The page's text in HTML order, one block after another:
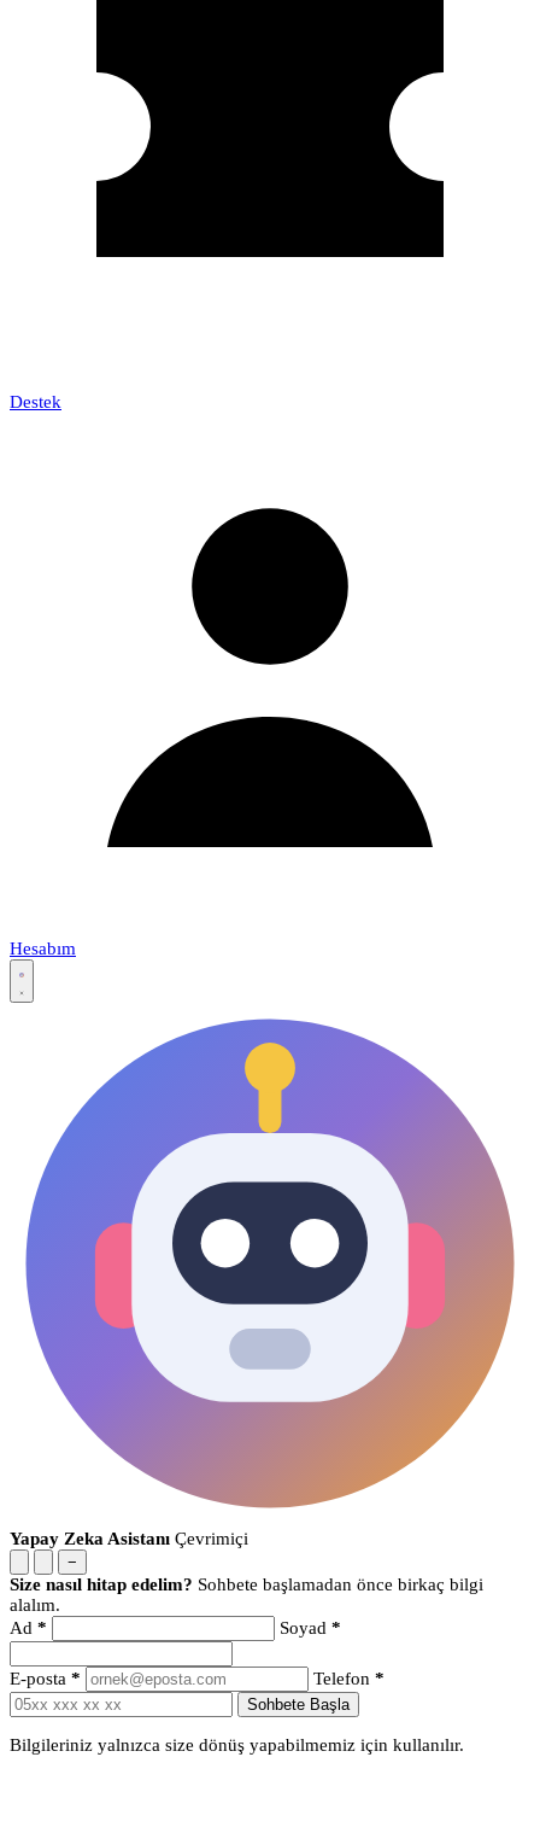
Destek
Hesabım
Yapay Zeka Asistanı Çevrimiçi
−
Size nasıl hitap edelim? Sohbete başlamadan önce birkaç bilgi
alalım.
Ad * Soyad *
E-posta * Telefon *
Sohbete Başla
Bilgileriniz yalnızca size dönüş yapabilmemiz için kullanılır.